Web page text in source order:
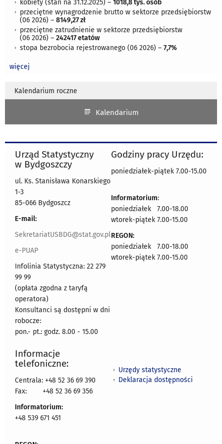
kobiety (stan na 31.12.2025) – 1018,8 tys. osób
przeciętne wynagrodzenie brutto w sektorze przedsiębiorstw
(06 2026) – 8149,27 zł
przeciętne zatrudnienie w sektorze przedsiębiorstw
(06 2026) – 242417 etatów
stopa bezrobocia rejestrowanego (06 2026) – 7,7%
więcej
Kalendarium roczne
Kalendarium
Urząd Statystyczny
w Bydgoszczy
ul. Ks. Stanisława Konarskiego
1-3
85-066 Bydgoszcz
E-mail:
SekretariatUSBDG@stat.gov.pl
e-PUAP
Infolinia Statystyczna: 22 279
99 99
(opłata zgodna z taryfą
operatora)
Konsultanci są dostępni w dni
robocze:
pon.- pt.: godz. 8.00 - 15.00
Godziny pracy Urzędu:
poniedziałek-piątek 7.00-15.00
Informatorium:
poniedziałek 7.00-18.00
wtorek-piątek 7.00-15.00
REGON:
poniedziałek 7.00-18.00
wtorek-piątek 7.00-15.00
Informacje
telefoniczne:
Centrala: +48 52 36 69 390
Fax:
+48 52 36 69 356
Informatorium:
+48 539 671 451
Urzędy statystyczne
Deklaracja dostępności